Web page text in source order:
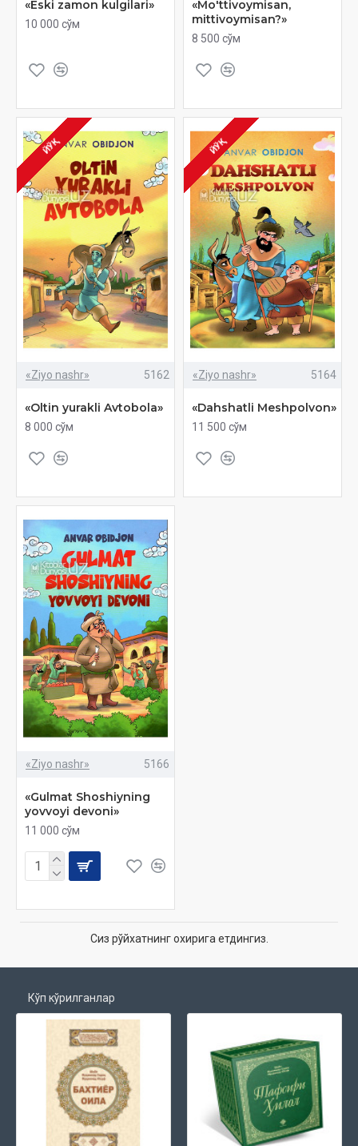
«Eski zamon kulgilari»
10 000 сўм
«Mo'ttivoymisan,
mittivoymisan?»
8 500 сўм
ЙЎҚ
«Ziyo nashr» 5162
«Oltin yurakli Avtobola»
8 000 сўм
ЙЎҚ
«Ziyo nashr» 5164
«Dahshatli Meshpolvon»
11 500 сўм
«Ziyo nashr» 5166
«Gulmat Shoshiyning
yovvoyi devoni»
11 000 сўм
Сиз рўйхатнинг охирига етдингиз.
Кўп кўрилганлар